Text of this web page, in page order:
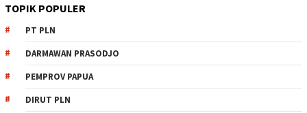
TOPIK POPULER
PT PLN
DARMAWAN PRASODJO
PEMPROV PAPUA
DIRUT PLN